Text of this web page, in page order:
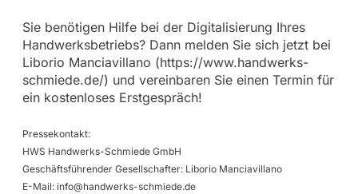
Sie benötigen Hilfe bei der Digitalisierung Ihres
Handwerksbetriebs? Dann melden Sie sich jetzt bei
Liborio Manciavillano (https://www.handwerks-
schmiede.de/) und vereinbaren Sie einen Termin für
ein kostenloses Erstgespräch!
Pressekontakt:
HWS Handwerks-Schmiede GmbH
Geschäftsführender Gesellschafter: Liborio Manciavillano
E-Mail: info@handwerks-schmiede.de